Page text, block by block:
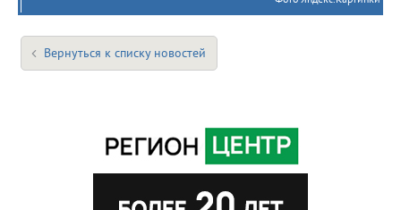
Вернуться к списку новостей